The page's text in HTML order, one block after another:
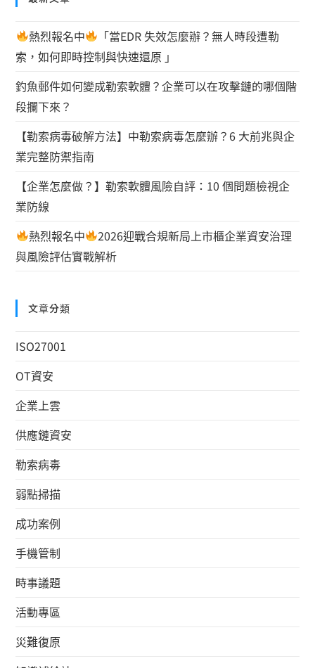
熱烈報名中
「當EDR 失效怎麼辦？無人時段遭勒
索，如何即時控制與快速還原 」
釣魚郵件如何變成勒索軟體？企業可以在攻擊鏈的哪個階
段攔下來？
【勒索病毒破解方法】中勒索病毒怎麼辦？6 大前兆與企
業完整防禦指南
【企業怎麼做？】勒索軟體風險自評：10 個問題檢視企
業防線
熱烈報名中
2026迎戰合規新局上市櫃企業資安治理
與風險評估實戰解析
文章分類
ISO27001
OT資安
企業上雲
供應鏈資安
勒索病毒
弱點掃描
成功案例
手機管制
時事議題
活動專區
災難復原